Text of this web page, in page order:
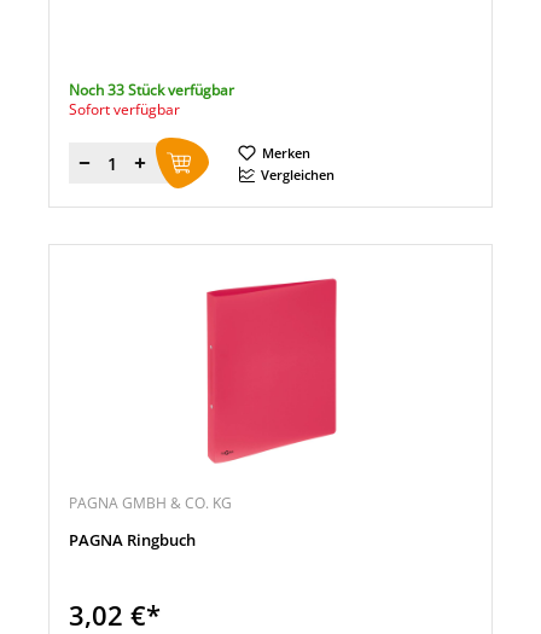
Noch 33 Stück verfügbar
Sofort verfügbar
Menge
Merken
Vergleichen
PAGNA GMBH & CO. KG
PAGNA Ringbuch
3,02 €*